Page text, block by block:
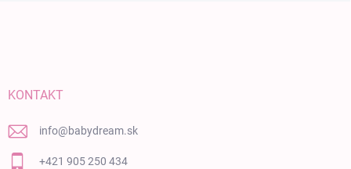
KONTAKT
info@babydream.sk
+421 905 250 434